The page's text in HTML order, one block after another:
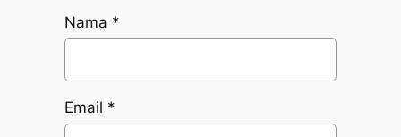
Nama *
Email *